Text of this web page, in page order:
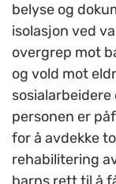
belyse og
isolasjon ved
overgrep mot
og vold mot
personen er
for å avdekke
rehabilitering